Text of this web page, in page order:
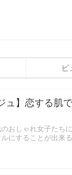
ビ
】恋する肌
おしゃれ女子たち
にすることが出来